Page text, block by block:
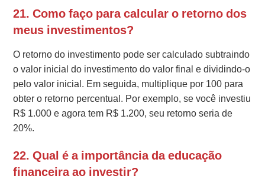
21. Como faço para calcular o retorno dos
meus investimentos?
O retorno do investimento pode ser calculado subtraindo
o valor inicial do investimento do valor final e dividindo-o
pelo valor inicial. Em seguida, multiplique por 100 para
obter o retorno percentual. Por exemplo, se você investiu
R$ 1.000 e agora tem R$ 1.200, seu retorno seria de
20%.
22. Qual é a importância da educação
financeira ao investir?